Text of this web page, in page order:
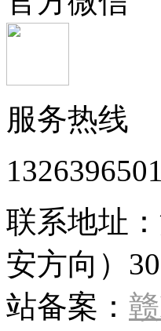
服务热线
联系地址
安方向）
站备案：